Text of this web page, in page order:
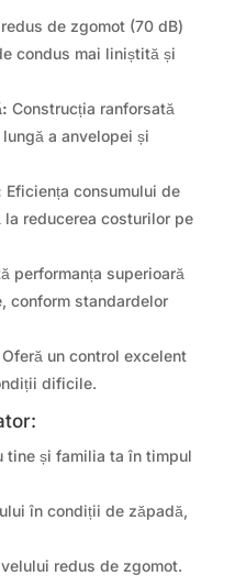
de zgomot (70 dB)
condus mai liniștită și
Construcția ranforsată
a anvelopei și
Eficiența consumului de
reducerea costurilor pe
performanța superioară
conform standardelor
Oferă un control excelent
dificile.
tine și familia ta în timpul
în condiții de zăpadă,
redus de zgomot.